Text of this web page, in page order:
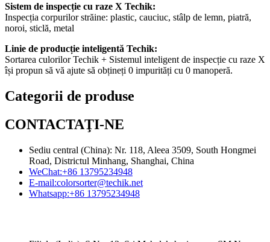
Sistem de inspecție cu raze X Techik:
Inspecția corpurilor străine: plastic, cauciuc, stâlp de lemn, piatră,
noroi, sticlă, metal
Linie de producție inteligentă Techik:
Sortarea culorilor Techik + Sistemul inteligent de inspecție cu raze X
își propun să vă ajute să obțineți 0 impurități cu 0 manoperă.
Categorii de produse
CONTACTAŢI-NE
Sediu central (China): Nr. 118, Aleea 3509, South Hongmei
Road, Districtul Minhang, Shanghai, China
WeChat:+86 13795234948
E-mail:colorsorter@techik.net
Whatsapp:+86 13795234948